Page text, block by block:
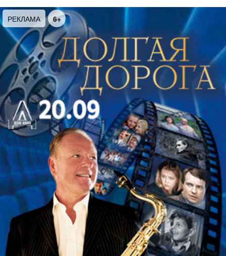
Музыка нового утра после бессонной ночи в рок-
клубе. Все лучшие моменты – в этой музыке. И
всё – на одном концерте. И, как говорится,
«nothing else matters».
Именно для вас Atomic Cellos – эти мастера
звучных смычковых инструментов – исполнят
популярнейшие хиты. Не пропустите!!!
В программе:
Nirvana Smells Like teen spirit
Imagine Dragons Radioactive
Pink Floyd Another brick in the wall
Animals The house of rising sun
Deep Purple Smoke on the water
RHCP Californication
RHCP Can’t stop
Nirvana The man who sold the world
Rolling Stones Paint it black
Rammstein Mutter
AC/DC Thunderstruck
6+